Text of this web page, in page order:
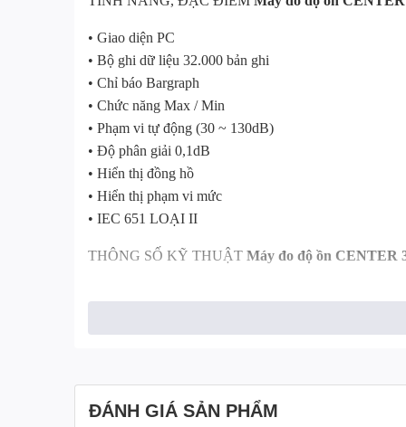
• Giao diện PC
• Bộ ghi dữ liệu 32.000 bản ghi
• Chỉ báo Bargraph
• Chức năng Max / Min
• Phạm vi tự động (30 ~ 130dB)
• Độ phân giải 0,1dB
• Hiển thị đồng hồ
• Hiển thị phạm vi mức
• IEC 651 LOẠI II
THÔNG SỐ KỸ THUẬT Máy đo độ ồn CENTER
Trọng số tần số: A / C
Dải động: 50dB
Dải tần số: 31,5Hz đến 8KHz
ĐÁNH GIÁ SẢN PHẨM